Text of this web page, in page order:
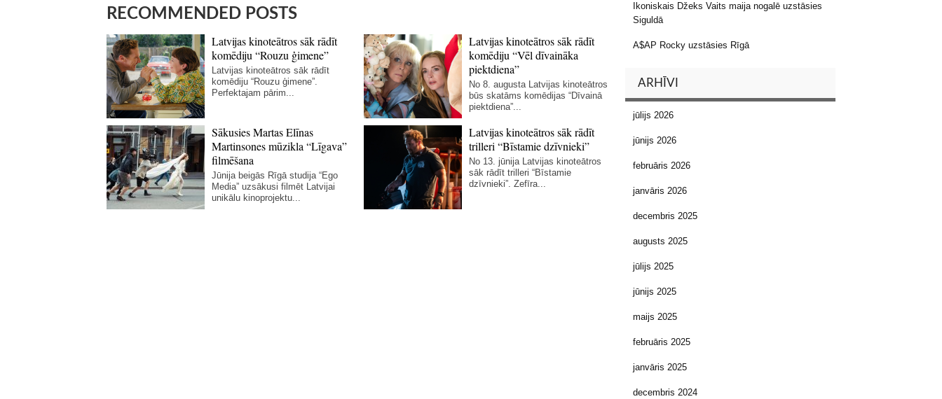
RECOMMENDED POSTS
Latvijas kinoteātros sāk rādīt
komēdiju “Rouzu ģimene”
Latvijas kinoteātros sāk rādīt
komēdiju “Rouzu ģimene”.
Perfektajam pārim...
Latvijas kinoteātros sāk rādīt
komēdiju “Vēl dīvaināka
piektdiena”
No 8. augusta Latvijas kinoteātros
būs skatāms komēdijas “Dīvainā
piektdiena”...
Sākusies Martas Elīnas
Martinsones mūzikla “Līgava”
filmēšana
Jūnija beigās Rīgā studija “Ego
Media” uzsākusi filmēt Latvijai
unikālu kinoprojektu...
Latvijas kinoteātros sāk rādīt
trilleri “Bīstamie dzīvnieki”
No 13. jūnija Latvijas kinoteātros
sāk rādīt trilleri “Bīstamie
dzīvnieki”. Zefīra...
Ikoniskais Džeks Vaits maija nogalē uzstāsies
Siguldā
A$AP Rocky uzstāsies Rīgā
ARHĪVI
jūlijs 2026
jūnijs 2026
februāris 2026
janvāris 2026
decembris 2025
augusts 2025
jūlijs 2025
jūnijs 2025
maijs 2025
februāris 2025
janvāris 2025
decembris 2024